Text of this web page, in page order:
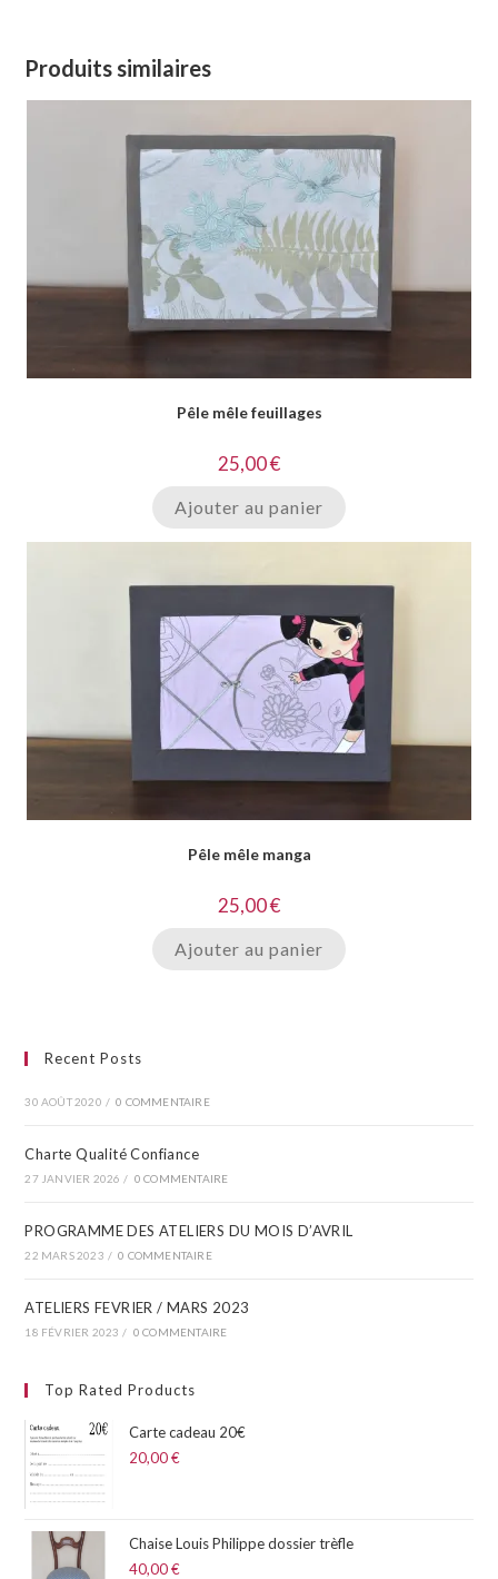
Produits similaires
Pêle mêle feuillages
25,00€
Ajouter au panier
Pêle mêle manga
25,00€
Ajouter au panier
Recent Posts
30 AOÛT 2020 / 0 COMMENTAIRE
Charte Qualité Confiance
27 JANVIER 2026 / 0 COMMENTAIRE
PROGRAMME DES ATELIERS DU MOIS D’AVRIL​
22 MARS 2023 / 0 COMMENTAIRE
ATELIERS FEVRIER / MARS 2023
18 FÉVRIER 2023 / 0 COMMENTAIRE
Top Rated Products
Carte cadeau 20€
20,00€
Chaise Louis Philippe dossier trèfle
40,00€